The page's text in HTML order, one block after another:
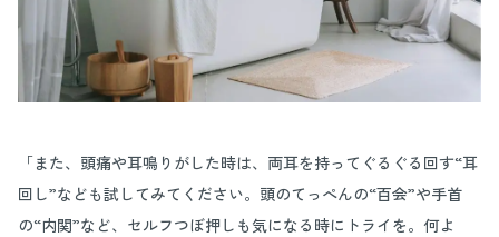
「また、頭痛や耳鳴りがした時は、両耳を持ってぐるぐる回す“耳
回し”なども試してみてください。頭のてっぺんの“百会”や手首
の“内関”など、セルフつぼ押しも気になる時にトライを。何よ